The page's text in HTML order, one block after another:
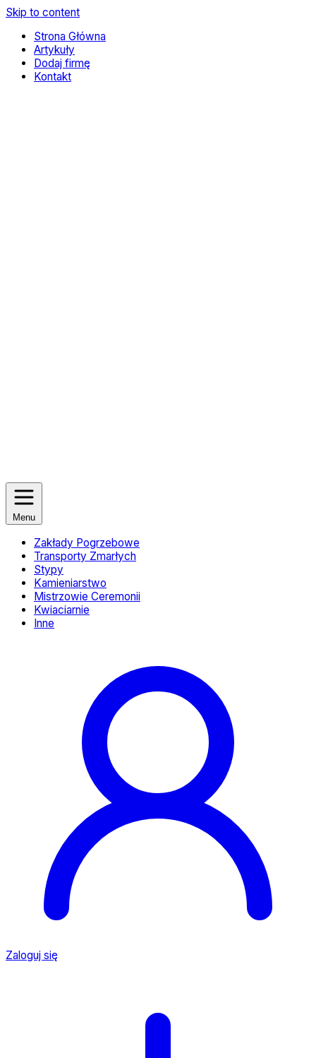
Skip to content
Strona Główna
Artykuły
Dodaj firmę
Kontakt
Menu
Zakłady Pogrzebowe
Transporty Zmarłych
Stypy
Kamieniarstwo
Mistrzowie Ceremonii
Kwiaciarnie
Inne
Zaloguj się